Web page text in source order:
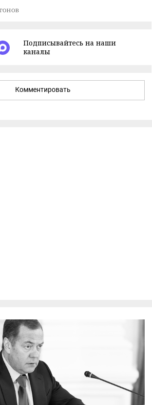
Подписывайтесь на наши
каналы
Комментировать